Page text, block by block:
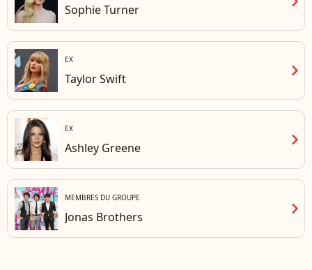
Sophie Turner
EX
Taylor Swift chevron_right
EX
Ashley Greene chevron_right
MEMBRES DU GROUPE
Jonas Brothers chevron_right